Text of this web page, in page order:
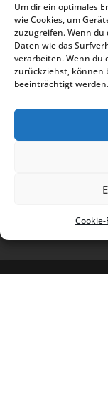
Um dir ein optimales
wie Cookies, um
zuzugreifen. Wenn
Daten wie das
verarbeiten. Wenn du
zurückziehst, können
beeinträchtigt werden.
von
Bitte setzen Sie
möglichst schon
Kontakt